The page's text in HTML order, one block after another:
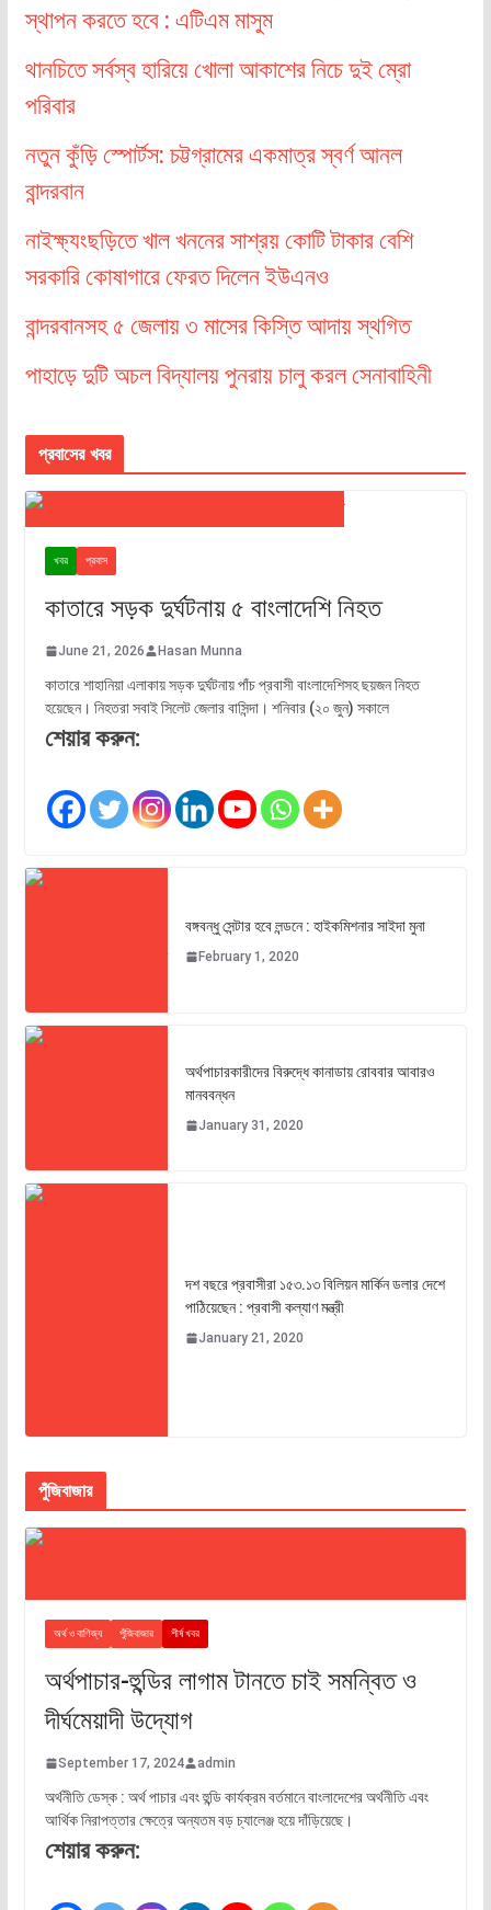
স্থাপন করতে হবে : এটিএম মাসুম
থানচিতে সর্বস্ব হারিয়ে খোলা আকাশের নিচে দুই ম্রো
পরিবার
নতুন কুঁড়ি স্পোর্টস: চট্টগ্রামের একমাত্র স্বর্ণ আনল
বান্দরবান
নাইক্ষ্যংছড়িতে খাল খননের সাশ্রয় কোটি টাকার বেশি
সরকারি কোষাগারে ফেরত দিলেন ইউএনও
বান্দরবানসহ ৫ জেলায় ৩ মাসের কিস্তি আদায় স্থগিত
পাহাড়ে দুটি অচল বিদ্যালয় পুনরায় চালু করল সেনাবাহিনী
প্রবাসের খবর
খবর প্রবাস
কাতারে সড়ক দুর্ঘটনায় ৫ বাংলাদেশি নিহত
June 21, 2026 Hasan Munna
কাতারে শাহানিয়া এলাকায় সড়ক দুর্ঘটনায় পাঁচ প্রবাসী বাংলাদেশিসহ ছয়জন নিহত
হয়েছেন। নিহতরা সবাই সিলেট জেলার বাসিন্দা। শনিবার (২০ জুন) সকালে
শেয়ার করুন:
বঙ্গবন্ধু সেন্টার হবে লন্ডনে : হাইকমিশনার সাইদা মুনা
February 1, 2020
অর্থপাচারকারীদের বিরুদ্ধে কানাডায় রোববার আবারও
মানববন্ধন
January 31, 2020
দশ বছরে প্রবাসীরা ১৫৩.১৩ বিলিয়ন মার্কিন ডলার দেশে
পাঠিয়েছেন : প্রবাসী কল্যাণ মন্ত্রী
January 21, 2020
পুঁজিবাজার
অর্থ ও বাণিজ্য পুঁজিবাজার শীর্ষ খবর
অর্থপাচার-হুন্ডির লাগাম টানতে চাই সমন্বিত ও
দীর্ঘমেয়াদী উদ্যোগ
September 17, 2024 admin
অর্থনীতি ডেস্ক : অর্থ পাচার এবং হুন্ডি কার্যক্রম বর্তমানে বাংলাদেশের অর্থনীতি এবং
আর্থিক নিরাপত্তার ক্ষেত্রে অন্যতম বড় চ্যালেঞ্জ হয়ে দাঁড়িয়েছে।
শেয়ার করুন: